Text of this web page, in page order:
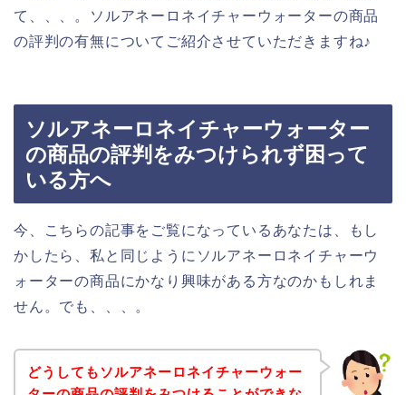
て、、、。ソルアネーロネイチャーウォーターの商品
の評判の有無についてご紹介させていただきますね♪
ソルアネーロネイチャーウォーター
の商品の評判をみつけられず困って
いる方へ
今、こちらの記事をご覧になっているあなたは、もし
かしたら、私と同じようにソルアネーロネイチャーウ
ォーターの商品にかなり興味がある方なのかもしれま
せん。でも、、、。
どうしてもソルアネーロネイチャーウォー